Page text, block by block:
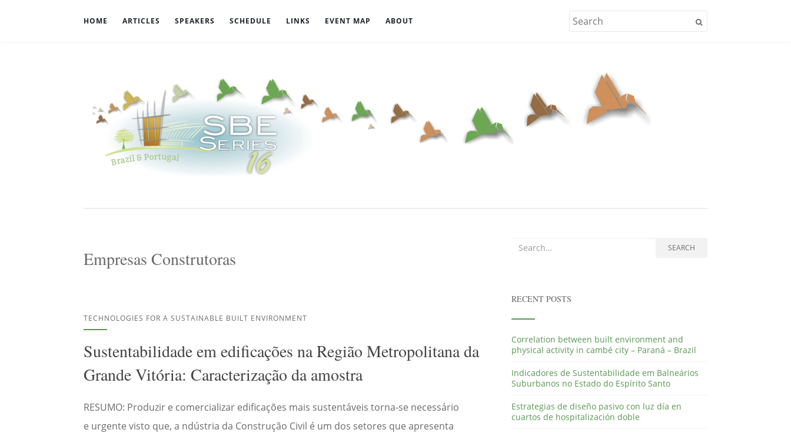
HOME ARTICLES SPEAKERS SCHEDULE LINKS EVENT MAP ABOUT
Empresas Construtoras
TECHNOLOGIES FOR A SUSTAINABLE BUILT ENVIRONMENT
Sustentabilidade em edificações na Região Metropolitana da
Grande Vitória: Caracterização da amostra
RESUMO: Produzir e comercializar edificações mais sustentáveis torna-se necessário
e urgente visto que, a ndústria da Construção Civil é um dos setores que apresenta
Search for: SEARCH
RECENT POSTS
Correlation between built environment and
physical activity in cambé city – Paraná – Brazil
Indicadores de Sustentabilidade em Balneários
Suburbanos no Estado do Espírito Santo
Estrategias de diseño pasivo con luz día en
cuartos de hospitalización doble